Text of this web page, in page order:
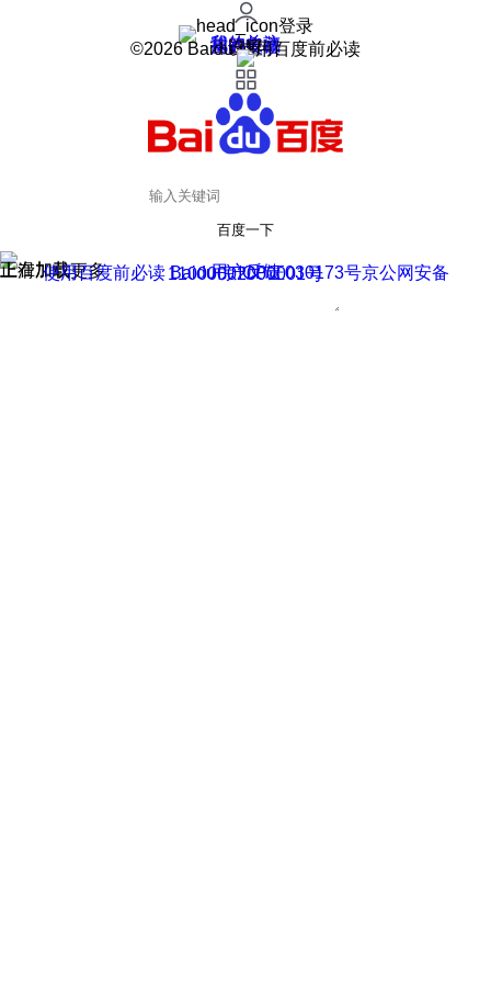
登录
我的关注
我的收藏
皮肤中心
用户反馈
设置
©2026 Baidu 使用百度前必读
百度一下
正在加载
上滑加载更多 用户反馈
使用百度前必读 Baidu 京ICP证030173号
京公网安备11000002000001号